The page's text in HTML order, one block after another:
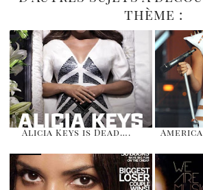
thème :
Alicia Keys is Dead….